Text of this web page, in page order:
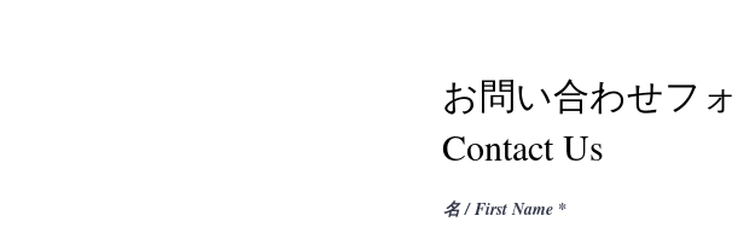
お問い合わせフ
Contact Us
名 / First Name